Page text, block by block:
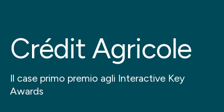
Bridge
Crédit Agricole
Il case primo premio agli Interactive Key
Awards